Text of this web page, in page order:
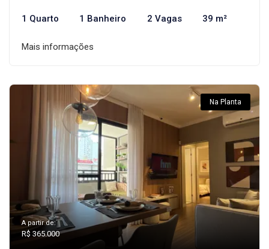
1 Quarto 1 Banheiro 2 Vagas 39 m²
Mais informações
Na Planta
A partir de:
R$ 365.000